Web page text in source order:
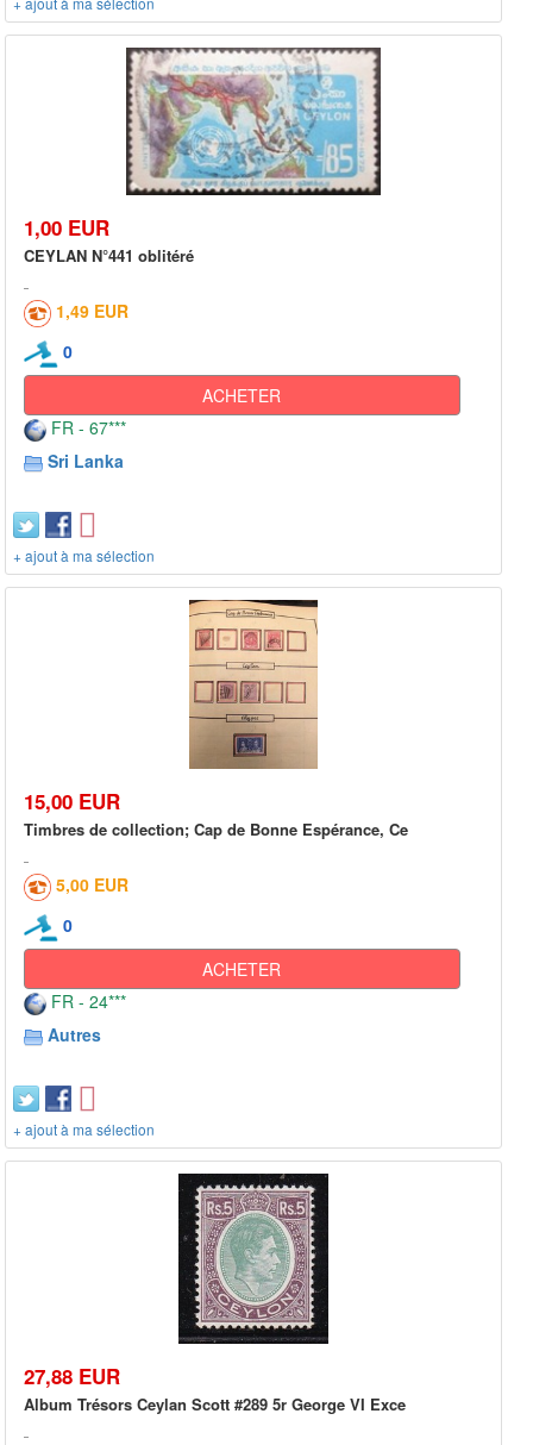
1,00 EUR
CEYLAN N°441 oblitéré
1,49 EUR
0
ACHETER
FR - 67***
Sri Lanka
+ ajout à ma sélection
15,00 EUR
Timbres de collection; Cap de Bonne Espérance, Ce
5,00 EUR
0
ACHETER
FR - 24***
Autres
+ ajout à ma sélection
27,88 EUR
Album Trésors Ceylan Scott #289 5r George VI Exce